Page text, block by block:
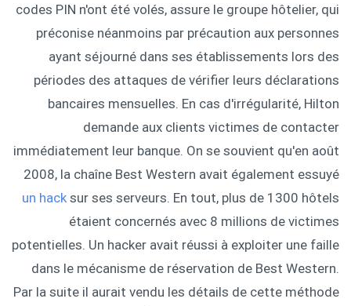
codes PIN n'ont été volés, assure le groupe hôtelier, qui
préconise néanmoins par précaution aux personnes
ayant séjourné dans ses établissements lors des
périodes des attaques de vérifier leurs déclarations
bancaires mensuelles. En cas d'irrégularité, Hilton
demande aux clients victimes de contacter
immédiatement leur banque. On se souvient qu'en août
2008, la chaîne Best Western avait également essuyé
un hack sur ses serveurs. En tout, plus de 1300 hôtels
étaient concernés avec 8 millions de victimes
potentielles. Un hacker avait réussi à exploiter une faille
dans le mécanisme de réservation de Best Western.
Par la suite il aurait vendu les détails de cette méthode